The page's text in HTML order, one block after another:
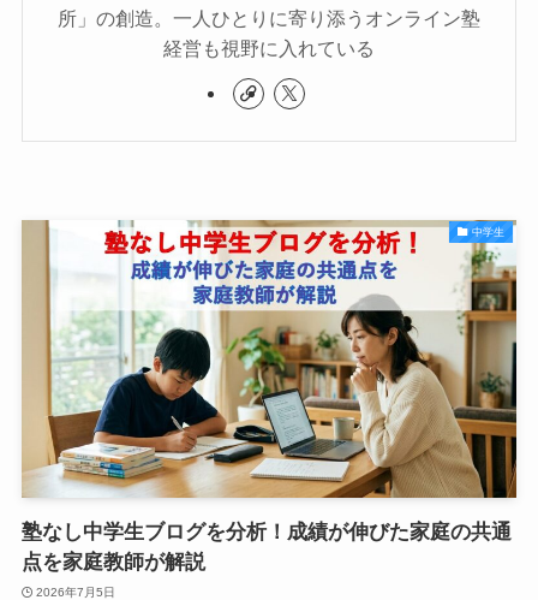
所」の創造。一人ひとりに寄り添うオンライン塾
経営も視野に入れている
中学生
塾なし中学生ブログを分析！成績が伸びた家庭の共通
点を家庭教師が解説
2026年7月5日